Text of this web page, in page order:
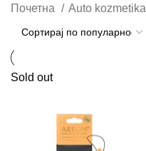
Почетна Auto kozmetika
Sold out